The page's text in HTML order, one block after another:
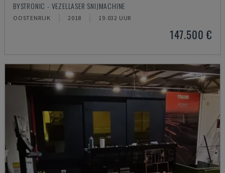
BYSTRONIC - VEZELLASER SNIJMACHINE
OOSTENRIJK 2018 19.032 UUR
147.500 €